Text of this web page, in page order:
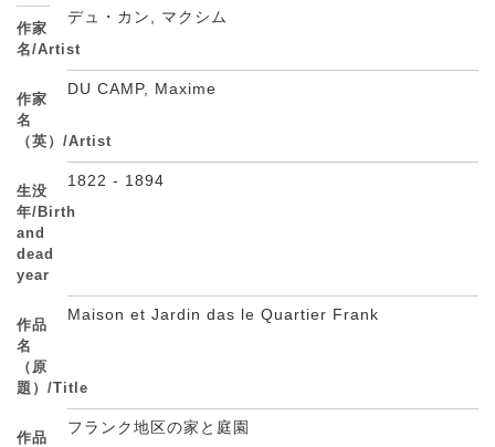
作家
名/Artist
デュ・カン, マクシム
作家
名
（英）/Artist
DU CAMP, Maxime
生没
年/Birth
and
dead
year
1822 - 1894
作品
名
（原
題）/Title
Maison et Jardin das le Quartier Frank
作品
フランク地区の家と庭園